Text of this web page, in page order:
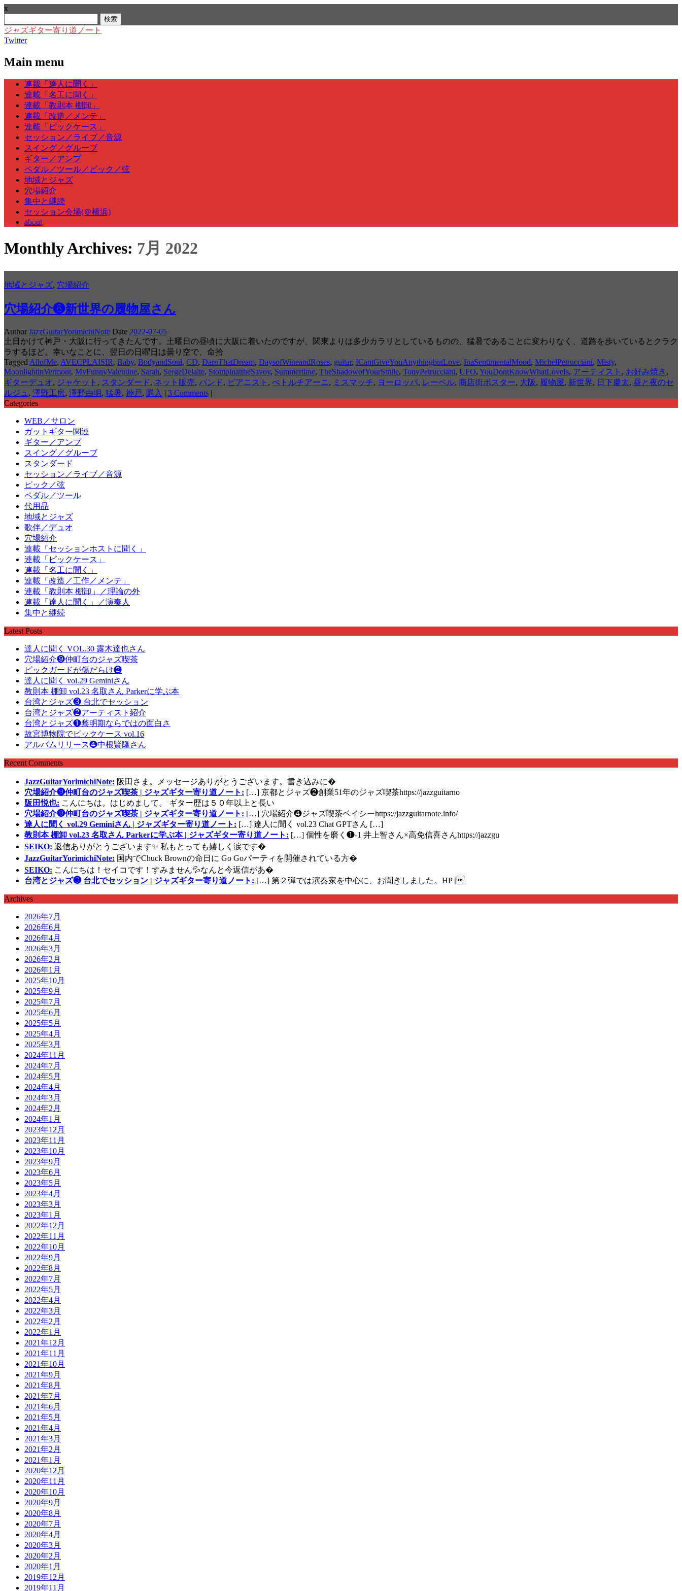
x
索:
ジャズギター寄り道ノート
Twitter
Main menu
Skip
content
連載「達人に聞く」
連載「名工に聞く」
連載「教則本 棚卸」
連載「改造／メンテ」
連載「ピックケース」
セッション／ライブ／音源
スイング／グルーブ
ギター／アンプ
ペダル／ツール／ピック／弦
地域とジャズ
穴場紹介
集中と継続
セッション会場(＠横浜)
about
Monthly Archives: 7月 2022
地域とジャズ, 穴場紹介
穴場紹介❻新世界の履物屋さん
Author JazzGuitarYorimichiNote Date 2022-07-05
土日かけて神戸・大阪に行ってきたんです。土曜日の昼頃に大阪に着いたのですが、関東よりは多少カラリとしているものの、猛暑であることに変わりなく、道路を歩いているとクラク
ラするほど。幸いなことに、翌日の日曜日は曇り空で、命拾
Tagged AllofMe, AVECPLAISIR, Baby, BodyandSoul, CD, DarnThatDream, DaysofWineandRoses, guitar, ICantGiveYouAnythingbutLove, InaSentimentalMood, MichelPetrucciani, Misty,
MoonlightinVermont, MyFunnyValentine, Sarah, SergeDelaite, StompinattheSavoy, Summertime, TheShadowofYourSmile, TonyPetrucciani, UFO, YouDontKnowWhatLoveIs, アーティスト , お好み焼き ,
ギターデュオ, ジャケット , スタンダード, ネット販売, バンド, ピアニスト , ぺトルチアーニ, ミスマッチ, ヨーロッパ, レーベル, 商店街ポスター, 大阪, 履物屋, 新世界, 日下慶太, 昼と夜のセ
ルジュ , 澤野工房, 澤野由明, 猛暑, 神戸, 購入 | 3 Comments |
Categories
WEB／サロン
ガットギター関連
ギター／アンプ
スイング／グルーブ
スタンダード
セッション／ライブ／音源
ピック／弦
ペダル／ツール
代用品
地域とジャズ
歌伴／デュオ
穴場紹介
連載「セッションホストに聞く」
連載「ピックケース」
連載「名工に聞く」
連載「改造／工作／メンテ」
連載「教則本 棚卸」／理論の外
連載「達人に聞く」／演奏人
集中と継続
Latest Posts
達人に聞く VOL.30 露木達也さん
穴場紹介❾仲町台のジャズ喫茶
ピックガードが傷だらけ❷
達人に聞く vol.29 Geminiさん
教則本 棚卸 vol.23 名取さん Parkerに学ぶ本
台湾とジャズ❸ 台北でセッション
台湾とジャズ❷アーティスト紹介
台湾とジャズ❶黎明期ならではの面白さ
故宮博物院でピックケース vol.16
アルバムリリース❹中根賢隆さん
Recent Comments
JazzGuitarYorimichiNote: 阪田さま。メッセージありがとうございます。書き込みに�
穴場紹介❾仲町台のジャズ喫茶 | ジャズギター寄り道ノート: […] 京都とジャズ❷創業51年のジャズ喫茶https://jazzguitarno
阪田悦也: こんにちは。はじめまして。 ギター歴は５０年以上と長い
穴場紹介❾仲町台のジャズ喫茶 | ジャズギター寄り道ノート: […] 穴場紹介❹ジャズ喫茶ベイシーhttps://jazzguitarnote.info/
達人に聞く vol.29 Geminiさん | ジャズギター寄り道ノート: […] 達人に聞く vol.23 Chat GPTさん […]
教則本 棚卸 vol.23 名取さん Parkerに学ぶ本 | ジャズギター寄り道ノート: […] 個性を磨く❶-1 井上智さん×高免信喜さんhttps://jazzgu
SEIKO: 返信ありがとうございます✨ 私もとっても嬉しく涙です�
JazzGuitarYorimichiNote: 国内でChuck Brownの命日に Go Goパーティを開催されている方�
SEIKO: こんにちは！セイコです！すみません💦なんと今返信があ�
台湾とジャズ❸ 台北でセッション | ジャズギター寄り道ノート: […] 第２弾では演奏家を中心に、お聞きしました。HP [
Archives
2026年7月
2026年6月
2026年4月
2026年3月
2026年2月
2026年1月
2025年10月
2025年9月
2025年7月
2025年6月
2025年5月
2025年4月
2025年3月
2024年11月
2024年7月
2024年5月
2024年4月
2024年3月
2024年2月
2024年1月
2023年12月
2023年11月
2023年10月
2023年9月
2023年6月
2023年5月
2023年4月
2023年3月
2023年1月
2022年12月
2022年11月
2022年10月
2022年9月
2022年8月
2022年7月
2022年5月
2022年4月
2022年3月
2022年2月
2022年1月
2021年12月
2021年11月
2021年10月
2021年9月
2021年8月
2021年7月
2021年6月
2021年5月
2021年4月
2021年3月
2021年2月
2021年1月
2020年12月
2020年11月
2020年10月
2020年9月
2020年8月
2020年7月
2020年4月
2020年3月
2020年2月
2020年1月
2019年12月
2019年11月